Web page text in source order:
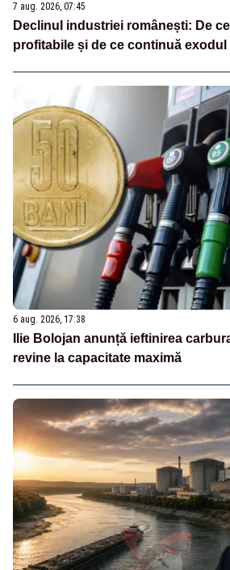
7 aug. 2026, 07:45
Declinul industriei românești: De
profitabile și de ce continuă
6 aug. 2026, 17:38
Ilie Bolojan anunță ieftinirea
revine la capacitate maximă